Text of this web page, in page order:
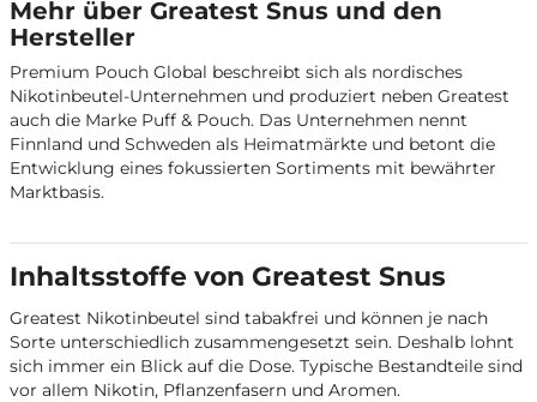
Mehr über Greatest Snus und den
Hersteller
Premium Pouch Global beschreibt sich als nordisches
Nikotinbeutel-Unternehmen und produziert neben Greatest
auch die Marke Puff & Pouch. Das Unternehmen nennt
Finnland und Schweden als Heimatmärkte und betont die
Entwicklung eines fokussierten Sortiments mit bewährter
Marktbasis.
Inhaltsstoffe von Greatest Snus
Greatest Nikotinbeutel sind tabakfrei und können je nach
Sorte unterschiedlich zusammengesetzt sein. Deshalb lohnt
sich immer ein Blick auf die Dose. Typische Bestandteile sind
vor allem Nikotin, Pflanzenfasern und Aromen.